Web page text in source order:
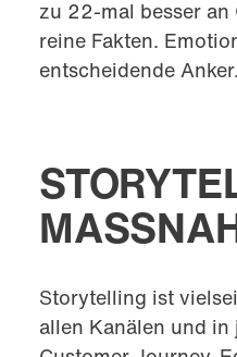
zu 22-mal besser
reine Fakten.
entscheidende Anker.
Storytelling ist
allen Kanälen und in